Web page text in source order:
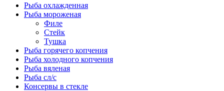
Рыба охлажденная
Рыба мороженая
Филе
Стейк
Тушка
Рыба горячего копчения
Рыба холодного копчения
Рыба вяленая
Рыба сл/с
Консервы в стекле